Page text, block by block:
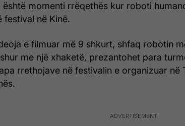
është momenti rrëqethës kur roboti
festival në Kinë.
e filmuar më 9 shkurt, shfaq robotin
me një xhaketë, prezantohet para
rrethojave në festivalin e organizuar në